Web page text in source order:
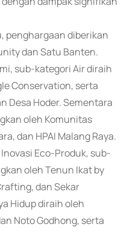
penghargaan diberikan
dan Satu Banten.
sub-kategori Air diraih
Conservation, serta
Desa Hoder. Sementara
oleh Komunitas
dan HPAI Malang Raya.
Eco-Produk, sub-
oleh Tenun Ikat by
dan Sekar
Hidup diraih oleh
Noto Godhong, serta